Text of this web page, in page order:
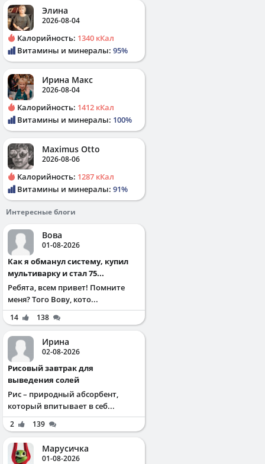
Элина
2026-08-04
Калорийность: 1340 кКал
Витамины и минералы: 95%
Ирина Макс
2026-08-04
Калорийность: 1412 кКал
Витамины и минералы: 100%
Maximus Otto
2026-08-06
Калорийность: 1287 кКал
Витамины и минералы: 91%
Интересные блоги
Вова
01-08-2026
Как я обманул систему, купил
мультиварку и стал 75...
Ребята, всем привет! Помните
меня? Того Вову, кото...
14 138
Ирина
02-08-2026
Рисовый завтрак для
выведения солей
Рис – природный абсорбент,
который впитывает в себ...
2 139
Марусичка
01-08-2026